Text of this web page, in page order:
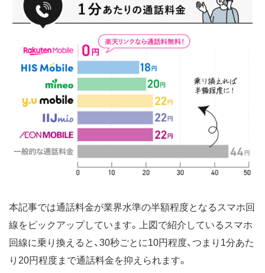
本記事では通話料金が業界水準の半額程度となるスマホ回
線をピックアップしています。上図で紹介しているスマホ
回線に乗り換えると、30秒ごとに10円程度、つまり1分あた
り20円程度まで通話料金を抑えられます。